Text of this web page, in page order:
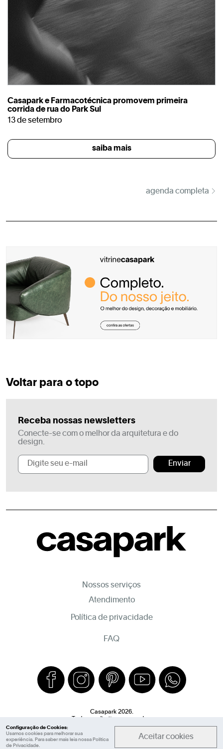
Configuração de Cookies:
Usamos cookies para melhorar sua
experiência. Para saber mais leia nossa Política
de Privacidade.
Aceitar cookies
Casapark e Farmacotécnica promovem primeira
corrida de rua do Park Sul
13 de setembro
saiba mais
agenda completa
Voltar para o topo
Receba nossas newsletters
Conecte-se com o melhor da arquitetura e do
design.
Enviar
Nossos serviços
Atendimento
Política de privacidade
FAQ
Casapark 2026.
Todos os direitos reservados.